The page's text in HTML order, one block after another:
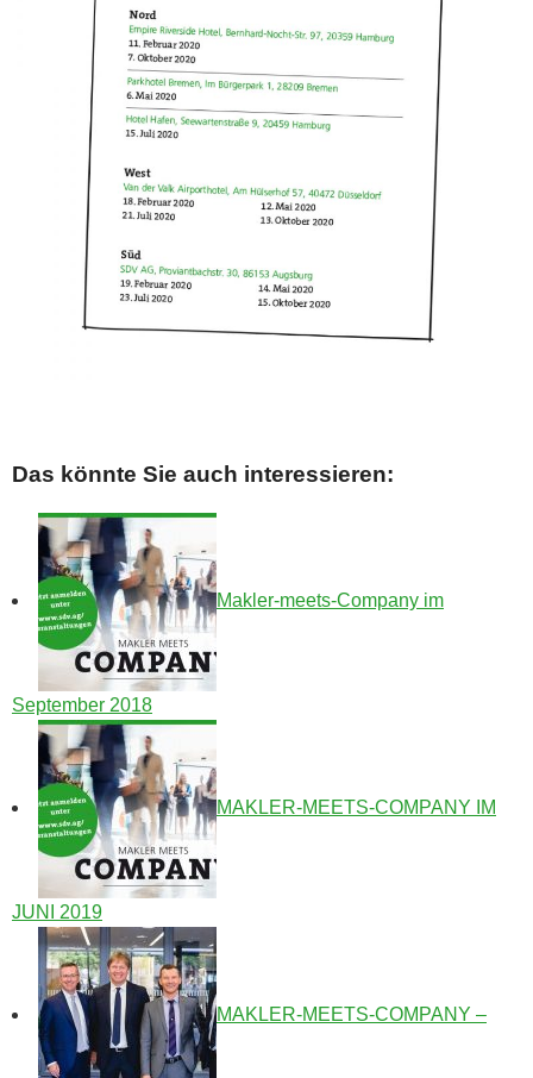
Das könnte Sie auch interessieren:
Makler-meets-Company im
September 2018
MAKLER-MEETS-COMPANY IM
JUNI 2019
MAKLER-MEETS-COMPANY –